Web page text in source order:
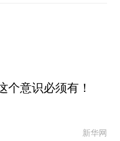
个意识必须有！
新华网